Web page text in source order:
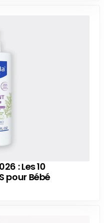
: Les 10
pour Bébé